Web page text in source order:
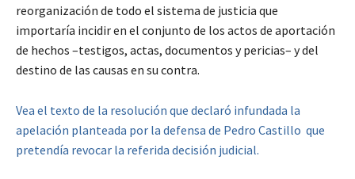
reorganización de todo el sistema de justicia que
importaría incidir en el conjunto de los actos de aportación
de hechos –testigos, actas, documentos y pericias– y del
destino de las causas en su contra.
Vea el texto de la resolución que declaró infundada la
apelación planteada por la defensa de Pedro Castillo que
pretendía revocar la referida decisión judicial.